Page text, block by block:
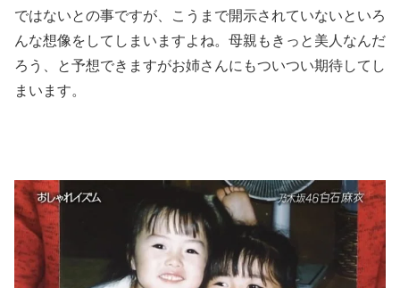
ではないとの事ですが、こうまで開示されていないといろ
んな想像をしてしまいますよね。母親もきっと美人なんだ
ろう、と予想できますがお姉さんにもついつい期待してし
まいます。